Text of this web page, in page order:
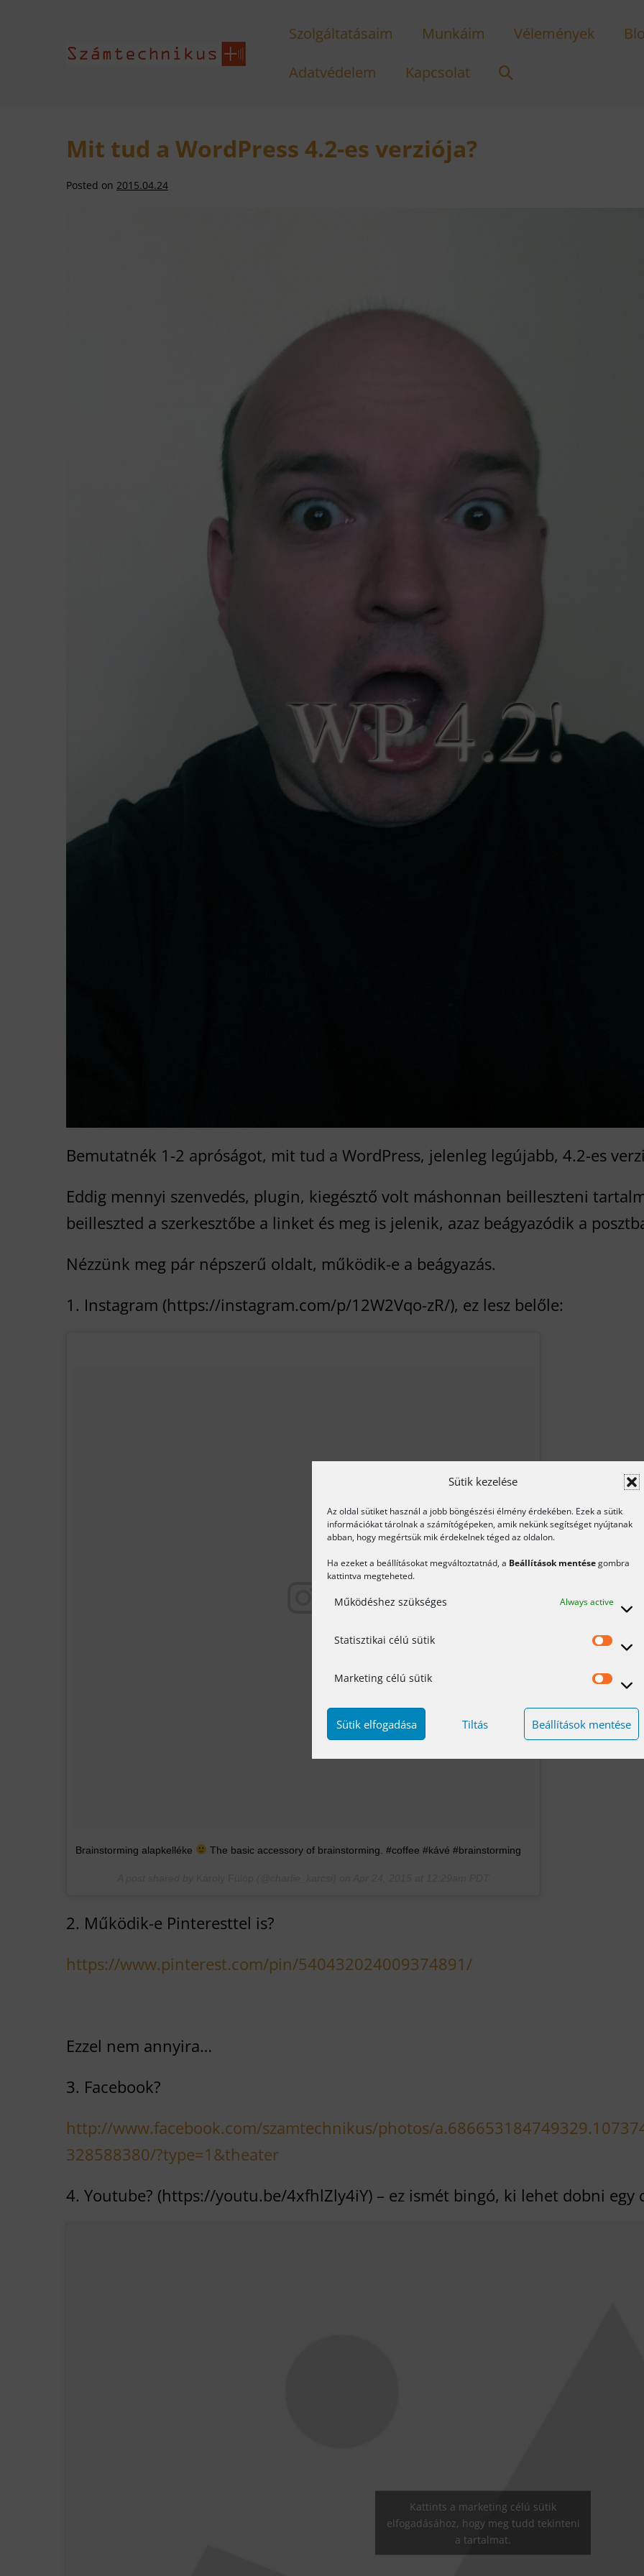
Sütik kezelése
Az oldal sütiket használ a jobb böngészési élmény érdekében. Ezek a sütik
információkat tárolnak a számítógépeken, amik nekünk segítséget nyújtanak
abban, hogy megértsük mik érdekelnek téged az oldalon.
Ha ezeket a beállításokat megváltoztatnád, a Beállítások mentésegombra
kattintva megteheted.
Működéshez szükséges Always active
Statisztikai célú sütik
célú
sütik
Marketing célú sütik
célú
sütik
Sütik elfogadása Tiltás Beállítások mentése
Szolgáltatásaim Munkáim Vélemények
Adatvédelem
Kapcsolat
Search
Mit tud a WordPress 4.2-es verziója?
Posted on 2015.04.24
Bemutatnék 1-2 apróságot, mit tud a WordPress, jelenleg legújabb, 4.2-es
Eddig mennyi szenvedés, plugin, kiegésztő volt máshonnan beilleszteni
beilleszted a szerkesztőbe a linket és meg is jelenik, azaz beágyazódik a
Nézzünk meg pár népszerű oldalt, működik-e a beágyazás.
1. Instagram (https://instagram.com/p/12W2Vqo-zR/), ez lesz belőle:
Brainstorming alapkelléke The basic accessory of brainstorming. #coffee #kávé #brainstorming
2. Működik-e Pinteresttel is?
https://www.pinterest.com/pin/540432024009374891/
Ezzel nem annyira…
3. Facebook?
http://www.facebook.com/szamtechnikus/photos/
328588380/?type=1&theater
4. Youtube? (https://youtu.be/4xfhlZly4iY) – ez ismét bingó, ki lehet dobni egy
Kattints a marketing célú sütik
elfogadásához, hogy meg tudd tekinteni
a tartalmat.